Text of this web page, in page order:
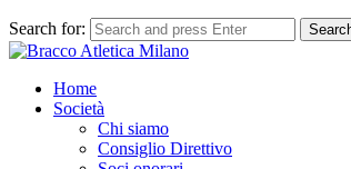
Search for:
Home
Società
Chi siamo
Consiglio Direttivo